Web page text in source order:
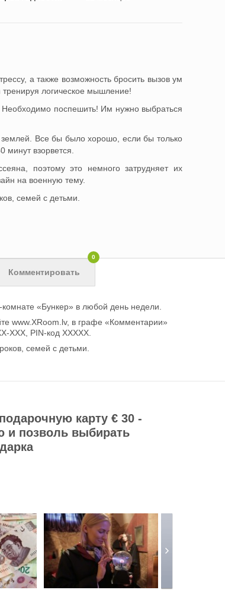
а также возможность бросить вызов ум
тренируя логическое мышление!
Необходимо поспешить! Им нужно выбраться
землей. Все бы было хорошо, если бы только
минут взорвется.
поэтому это немного затрудняет их
на военную тему.
семей с детьми.
Комментировать
0
комнате «Бункер» в любой день недели.
www.XRoom.lv, в графе «Комментарии»
XXX, PIN-код XXXXX.
семей с детьми.
подарочную карту € 30 -
и позволь выбирать